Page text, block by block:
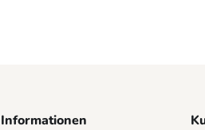
Informationen